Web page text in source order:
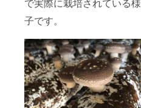
子です。